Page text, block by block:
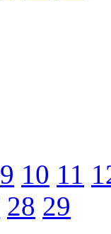
9 10 11
28 29